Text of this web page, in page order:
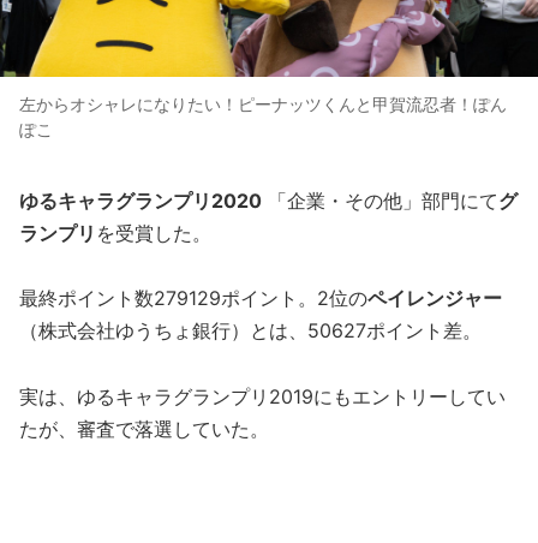
左からオシャレになりたい！ピーナッツくんと甲賀流忍者！ぽん
ぽこ
ゆるキャラグランプリ2020 「企業・その他」部門にてグ
ランプリ を受賞した。
最終ポイント数279129ポイント。2位のペイレンジャー
（株式会社ゆうちょ銀行）とは、50627ポイント差。
実は、ゆるキャラグランプリ2019にもエントリーしてい
たが、審査で落選していた。